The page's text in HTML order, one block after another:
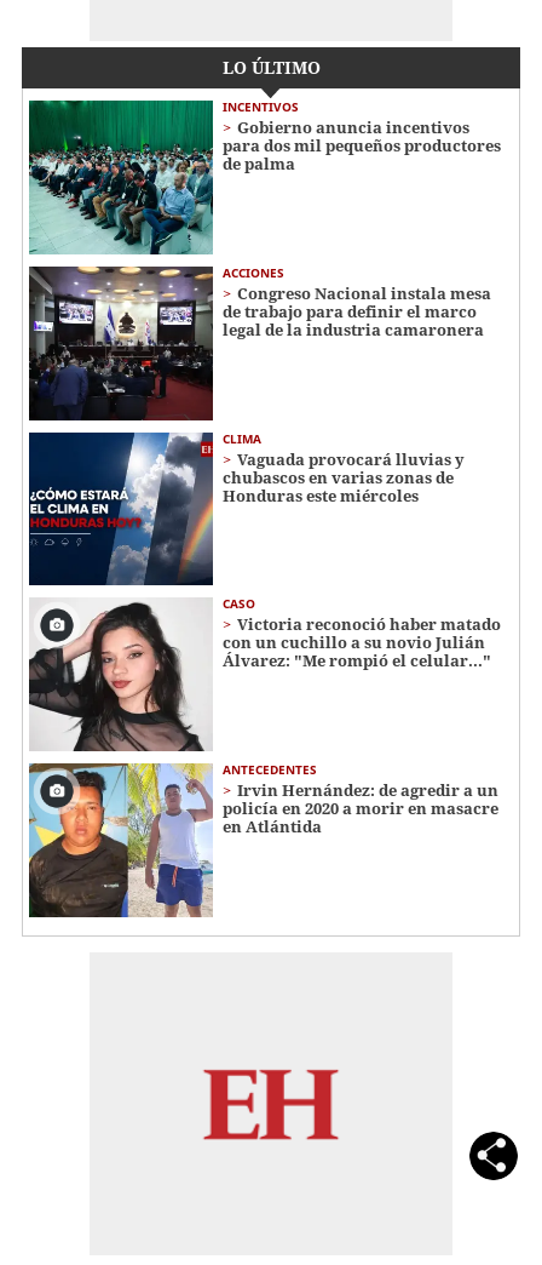
LO ÚLTIMO
INCENTIVOS
Gobierno anuncia incentivos
para dos mil pequeños productores
de palma
ACCIONES
Congreso Nacional instala mesa
de trabajo para definir el marco
legal de la industria camaronera
CLIMA
Vaguada provocará lluvias y
chubascos en varias zonas de
Honduras este miércoles
CASO
Victoria reconoció haber matado
con un cuchillo a su novio Julián
Álvarez: "Me rompió el celular..."
ANTECEDENTES
Irvin Hernández: de agredir a un
policía en 2020 a morir en masacre
en Atlántida